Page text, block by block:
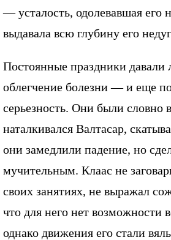
— усталость, одолевавшая его
выдавала всю глубину его
Постоянные праздники
облегчение болезни — и еще
серьезность. Они были словно
наталкивался Валтасар,
они замедлили падение, но
мучительным. Клаас не
своих занятиях, не выражал
что для него нет возможности
однако движения его стали